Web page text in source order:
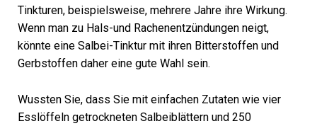
Tinkturen, beispielsweise, mehrere Jahre ihre Wirkung.
Wenn man zu Hals-und Rachenentzündungen neigt,
könnte eine Salbei-Tinktur mit ihren Bitterstoffen und
Gerbstoffen daher eine gute Wahl sein.
Wussten Sie, dass Sie mit einfachen Zutaten wie vier
Esslöffeln getrockneten Salbeiblättern und 250